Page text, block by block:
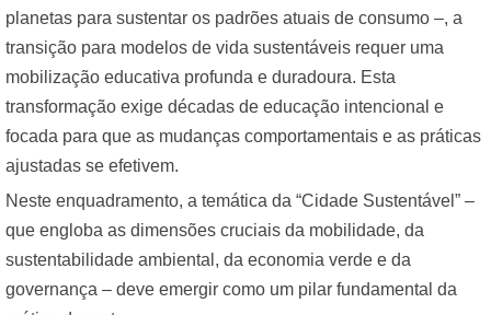
planetas para sustentar os padrões atuais de consumo –, a
transição para modelos de vida sustentáveis requer uma
mobilização educativa profunda e duradoura. Esta
transformação exige décadas de educação intencional e
focada para que as mudanças comportamentais e as práticas
ajustadas se efetivem.
Neste enquadramento, a temática da “Cidade Sustentável” –
que engloba as dimensões cruciais da mobilidade, da
sustentabilidade ambiental, da economia verde e da
governança – deve emergir como um pilar fundamental da